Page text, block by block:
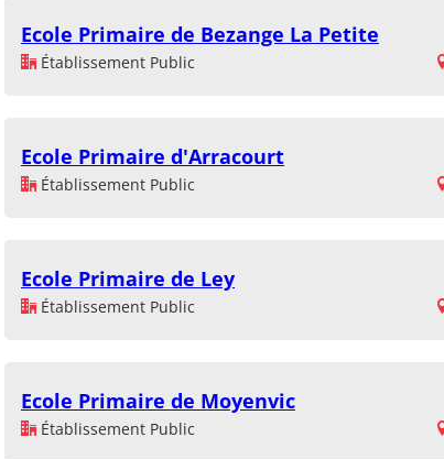
Ecole Primaire de Bezange La Petite
Établissement Public
Ecole Primaire d'Arracourt
Établissement Public
Ecole Primaire de Ley
Établissement Public
Ecole Primaire de Moyenvic
Établissement Public